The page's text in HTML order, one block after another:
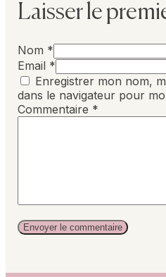
Laisser le
Nom *
Email *
Enregistrer mon nom,
dans le navigateur pour
Commentaire *